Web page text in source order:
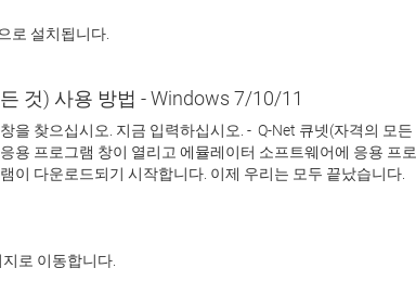
로 설치됩니다.
것) 사용 방법 - Windows 7/10/11
을 찾으십시오. 지금 입력하십시오. -  Q-Net 큐넷(자격의 모든
용 프로그램 창이 열리고 에뮬레이터 소프트웨어에 응용 프로